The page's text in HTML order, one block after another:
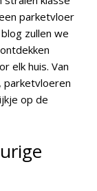
parketvloer
zullen we
elk huis. Van
parketvloeren
op de